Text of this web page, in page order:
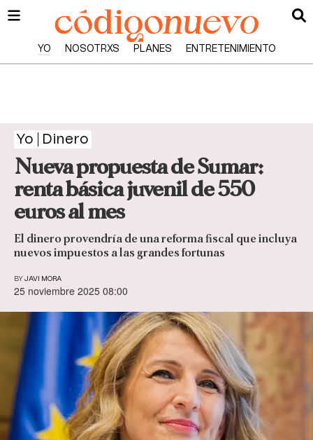
YO NOSOTRXS PLANES ENTRETENIMIENTO
Yo Dinero
Nueva propuesta de Sumar:
renta básica juvenil de 550
euros al mes
El dinero provendría de una reforma fiscal que incluya
nuevos impuestos a las grandes fortunas
BY JAVI MORA
25 noviembre 2025 08:00